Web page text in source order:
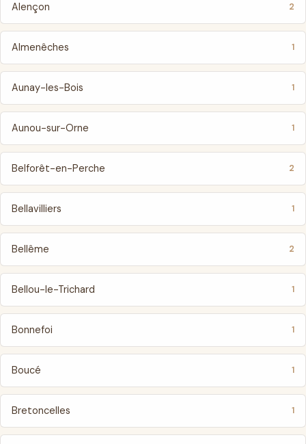
Alençon 2
Almenêches 1
Aunay-les-Bois 1
Aunou-sur-Orne 1
Belforêt-en-Perche 2
Bellavilliers 1
Bellême 2
Bellou-le-Trichard 1
Bonnefoi 1
Boucé 1
Bretoncelles 1